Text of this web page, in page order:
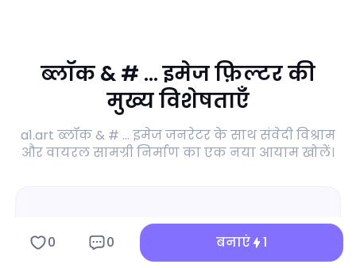
ब्लॉक & # ... इमेज फ़िल्टर की
मुख्य विशेषताएँ
a1.art ब्लॉक & # ... इमेज जनरेटर के साथ संवेदी विश्राम
और वायरल सामग्री निर्माण का एक नया आयाम खोलें।
0 0 बनाएं 1